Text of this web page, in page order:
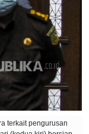
terkait pengurusan